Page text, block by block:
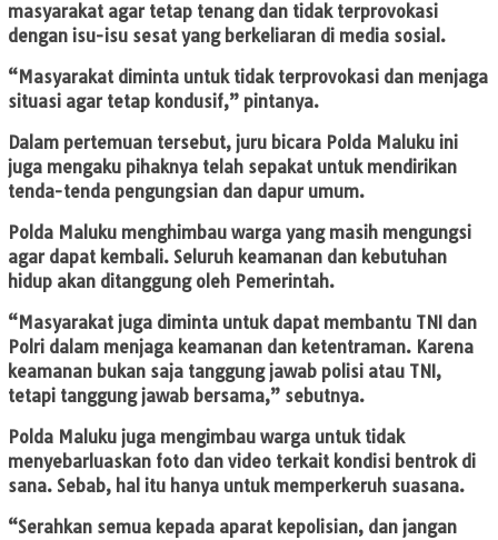
masyarakat agar tetap tenang dan tidak terprovokasi
dengan isu-isu sesat yang berkeliaran di media sosial.
“Masyarakat diminta untuk tidak terprovokasi dan menjaga
situasi agar tetap kondusif,” pintanya.
Dalam pertemuan tersebut, juru bicara Polda Maluku ini
juga mengaku pihaknya telah sepakat untuk mendirikan
tenda-tenda pengungsian dan dapur umum.
Polda Maluku menghimbau warga yang masih mengungsi
agar dapat kembali. Seluruh keamanan dan kebutuhan
hidup akan ditanggung oleh Pemerintah.
“Masyarakat juga diminta untuk dapat membantu TNI dan
Polri dalam menjaga keamanan dan ketentraman. Karena
keamanan bukan saja tanggung jawab polisi atau TNI,
tetapi tanggung jawab bersama,” sebutnya.
Polda Maluku juga mengimbau warga untuk tidak
menyebarluaskan foto dan video terkait kondisi bentrok di
sana. Sebab, hal itu hanya untuk memperkeruh suasana.
“Serahkan semua kepada aparat kepolisian, dan jangan